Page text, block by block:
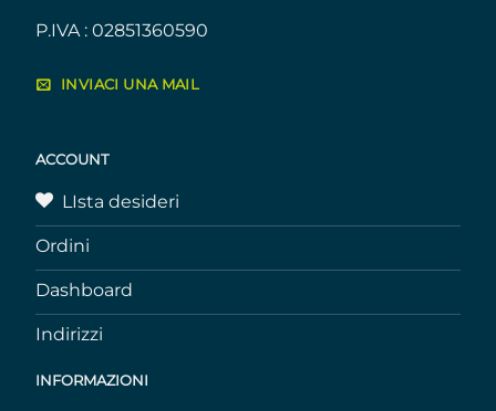
P.IVA : 02851360590
INVIACI UNA MAIL
ACCOUNT
LIsta desideri
Ordini
Dashboard
Indirizzi
INFORMAZIONI